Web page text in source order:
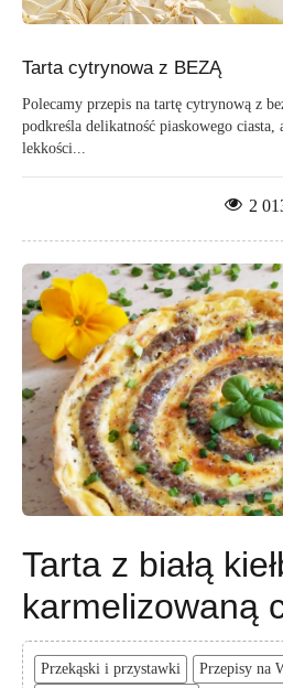
Tarta cytrynowa z BEZĄ
Polecamy przepis na tartę cytrynową z
podkreśla delikatność piaskowego ciasta,
lekkości...
2
Tarta z białą
karmelizowaną
Przekąski i przystawki
Przepisy na